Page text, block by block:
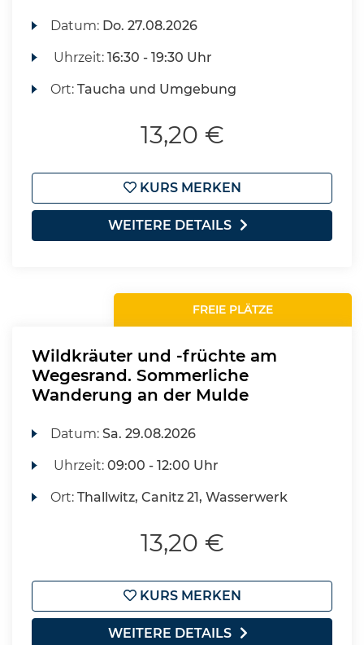
Datum: Do. 27.08.2026
Uhrzeit:16:30 - 19:30 Uhr
Ort:Taucha und Umgebung
13,20 €
KURS MERKEN
WEITERE DETAILS
FREIE PLÄTZE
Wildkräuter und -früchte am
Wegesrand. Sommerliche
Wanderung an der Mulde
Datum:Sa. 29.08.2026
Uhrzeit:09:00 - 12:00 Uhr
Ort:Thallwitz, Canitz 21, Wasserwerk
13,20 €
KURS MERKEN
WEITERE DETAILS